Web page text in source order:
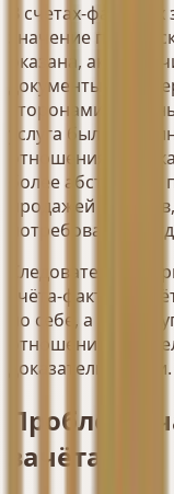
В счетах-
значение
оказана, акты
документы об
сторонами или
услуга была
отношениях по
более
продажей
потребоваться
Следовательно,
счёта-фактуры
по себе, а в
отношениями в
доказательствами.
Проблема
зачёта